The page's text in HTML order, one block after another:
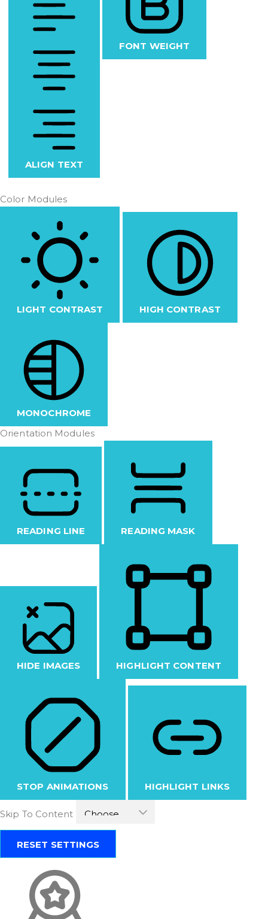
ALIGN TEXT
FONT WEIGHT
Color Modules
LIGHT CONTRAST HIGH CONTRAST
MONOCHROME
Orientation Modules
READING LINE READING MASK
HIDE IMAGES HIGHLIGHT CONTENT
STOP ANIMATIONS HIGHLIGHT LINKS
Skip To Content
RESET SETTINGS